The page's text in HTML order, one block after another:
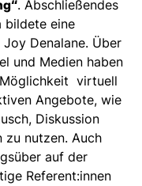
. Abschließendes
bildete eine
Denalane. Über
und Medien haben
virtuell
Angebote, wie
Diskussion
zu nutzen. Auch
auf der
Referent:innen